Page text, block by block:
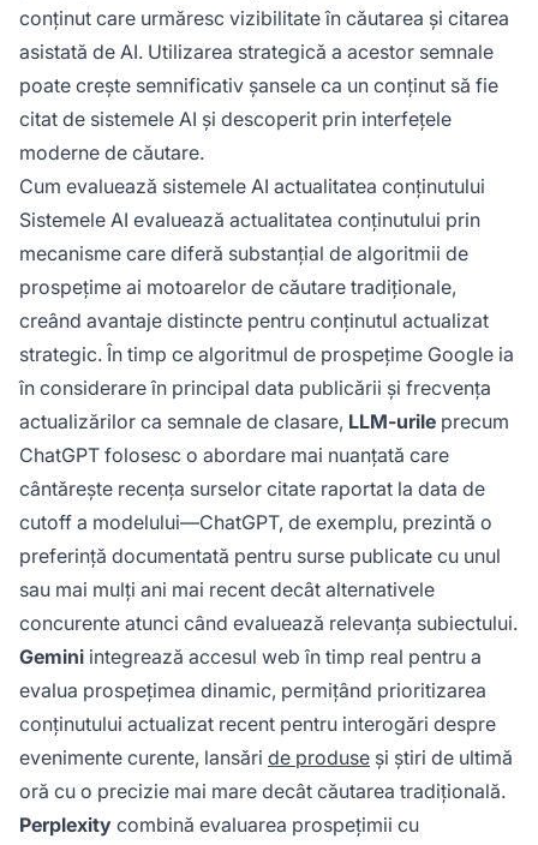
conținut care urmăresc vizibilitate în căutarea și citarea
asistată de AI. Utilizarea strategică a acestor semnale
poate crește semnificativ șansele ca un conținut să fie
citat de sistemele AI și descoperit prin interfețele
moderne de căutare.
Cum evaluează sistemele AI actualitatea conținutului
Sistemele AI evaluează actualitatea conținutului prin
mecanisme care diferă substanțial de algoritmii de
prospețime ai motoarelor de căutare tradiționale,
creând avantaje distincte pentru conținutul actualizat
strategic. În timp ce algoritmul de prospețime Google ia
în considerare în principal data publicării și frecvența
actualizărilor ca semnale de clasare, LLM-urile precum
ChatGPT folosesc o abordare mai nuanțată care
cântărește recența surselor citate raportat la data de
cutoff a modelului—ChatGPT, de exemplu, prezintă o
preferință documentată pentru surse publicate cu unul
sau mai mulți ani mai recent decât alternativele
concurente atunci când evaluează relevanța subiectului.
Gemini integrează accesul web în timp real pentru a
evalua prospețimea dinamic, permițând prioritizarea
conținutului actualizat recent pentru interogări despre
evenimente curente, lansări de produse și știri de ultimă
oră cu o precizie mai mare decât căutarea tradițională.
Perplexity combină evaluarea prospețimii cu